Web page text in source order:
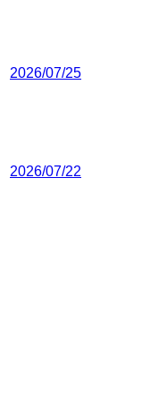
2026/07/25
2026/07/22